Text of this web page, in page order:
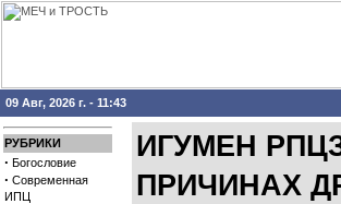
09 Авг, 2026 г. - 11:43
РУБРИКИ
· Богословие
· Современная
ИПЦ
ИГУМЕН
ПРИЧИНАХ